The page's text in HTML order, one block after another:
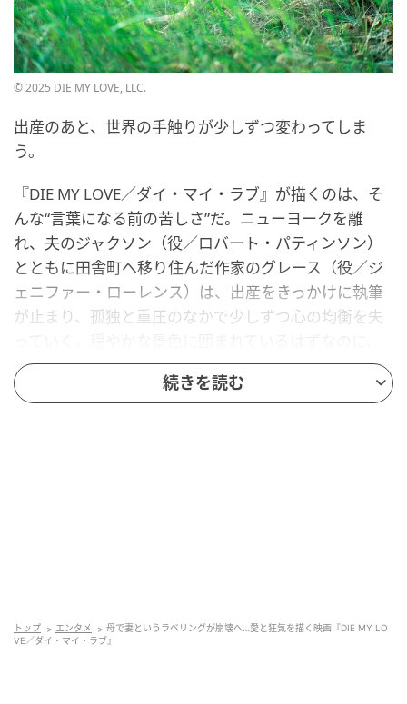
© 2025 DIE MY LOVE, LLC.
出産のあと、世界の手触りが少しずつ変わってしま
う。
『DIE MY LOVE／ダイ・マイ・ラブ』が描くのは、そ
んな“言葉になる前の苦しさ”だ。ニューヨークを離
れ、夫のジャクソン（役／ロバート・パティンソン）
とともに田舎町へ移り住んだ作家のグレース（役／ジ
ェニファー・ローレンス）は、出産をきっかけに執筆
が止まり、孤独と重圧のなかで少しずつ心の均衡を失
彼女にとっての日常は、どこまでも息苦しい。社会と
のつながりは遠のき、現実と幻想の境界はゆっくりと
続きを読む
トップ エンタメ
母で妻というラベリングが崩壊へ…愛と狂気を描く映画『DIE MY LO
VE／ダイ・マイ・ラブ』